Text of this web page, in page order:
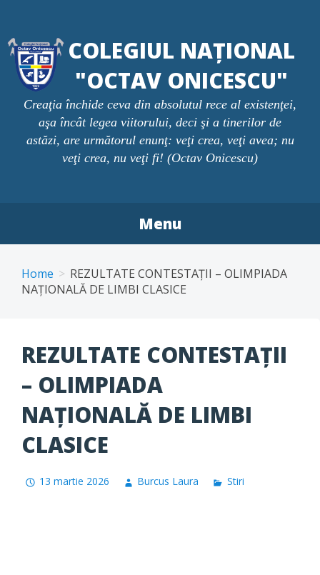
content
COLEGIUL NAȚIONAL
"OCTAV ONICESCU"
Creaţia închide ceva din absolutul rece al existenţei,
aşa încât legea viitorului, deci şi a tinerilor de
astăzi, are următorul enunţ: veţi crea, veţi avea; nu
veţi crea, nu veţi fi! (Octav Onicescu)
Menu
Home
REZULTATE CONTESTAȚII – OLIMPIADA
NAȚIONALĂ DE LIMBI CLASICE
REZULTATE CONTESTAȚII
– OLIMPIADA
NAȚIONALĂ DE LIMBI
CLASICE
13 martie 2026 Burcus Laura Stiri